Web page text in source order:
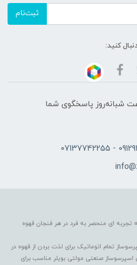
ثبت‌نام
کنید:
هفته ، ۲۴ ساعت شبانه‌روز پاسخگوی شما
تجربه ای منحصر به فرد در هر فنجان قهوه
تمام اتوماتیک برای لذت بردن از قهوه در
اسپرسوساز صنعتی مولتی بویلر مناسب برای